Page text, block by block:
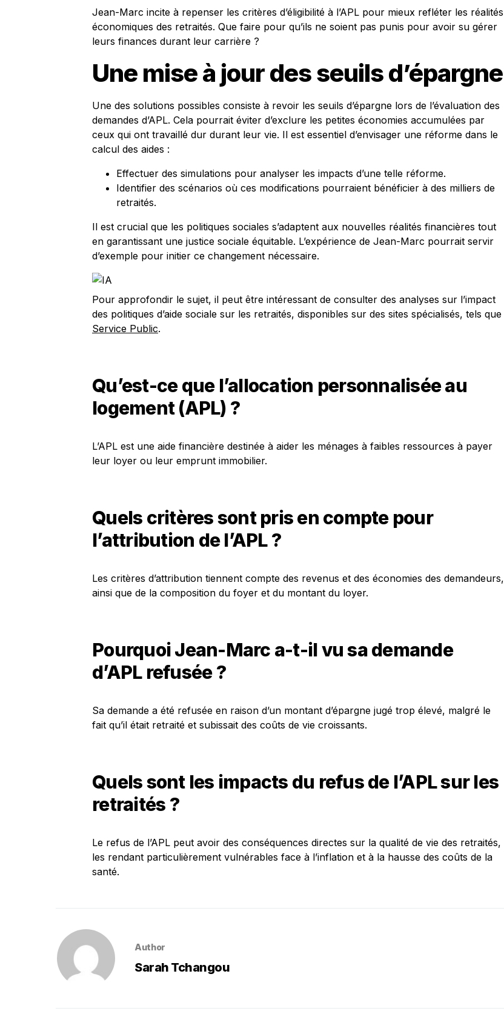
Jean-Marc incite à repenser les critères d’éligibilité à l’APL pour mieux refléter les réalités
économiques des retraités. Que faire pour qu’ils ne soient pas punis pour avoir su gérer
leurs finances durant leur carrière ?
Une mise à jour des seuils d’épargne
Une des solutions possibles consiste à revoir les seuils d’épargne lors de l’évaluation des
demandes d’APL. Cela pourrait éviter d’exclure les petites économies accumulées par
ceux qui ont travaillé dur durant leur vie. Il est essentiel d’envisager une réforme dans le
calcul des aides :
Effectuer des simulations pour analyser les impacts d’une telle réforme.
Identifier des scénarios où ces modifications pourraient bénéficier à des milliers de
retraités.
Il est crucial que les politiques sociales s’adaptent aux nouvelles réalités financières tout
en garantissant une justice sociale équitable. L’expérience de Jean-Marc pourrait servir
d’exemple pour initier ce changement nécessaire.
Pour approfondir le sujet, il peut être intéressant de consulter des analyses sur l’impact
des politiques d’aide sociale sur les retraités, disponibles sur des sites spécialisés, tels que
Service Public.
Qu’est-ce que l’allocation personnalisée au
logement (APL) ?
L’APL est une aide financière destinée à aider les ménages à faibles ressources à payer
leur loyer ou leur emprunt immobilier.
Quels critères sont pris en compte pour
l’attribution de l’APL ?
Les critères d’attribution tiennent compte des revenus et des économies des demandeurs,
ainsi que de la composition du foyer et du montant du loyer.
Pourquoi Jean-Marc a-t-il vu sa demande
d’APL refusée ?
Sa demande a été refusée en raison d’un montant d’épargne jugé trop élevé, malgré le
fait qu’il était retraité et subissait des coûts de vie croissants.
Quels sont les impacts du refus de l’APL sur les
retraités ?
Le refus de l’APL peut avoir des conséquences directes sur la qualité de vie des retraités,
les rendant particulièrement vulnérables face à l’inflation et à la hausse des coûts de la
santé.
Author
Sarah Tchangou